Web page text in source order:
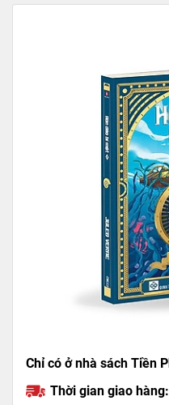
Chỉ có ở nhà sách Tiền
Thời gian giao hàng: